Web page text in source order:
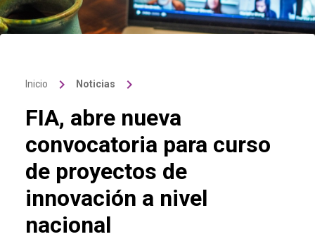
Inicio keyboard_arrow_right Noticias keyboard_arrow_right
FIA, abre nueva
convocatoria para curso
de proyectos de
innovación a nivel
nacional